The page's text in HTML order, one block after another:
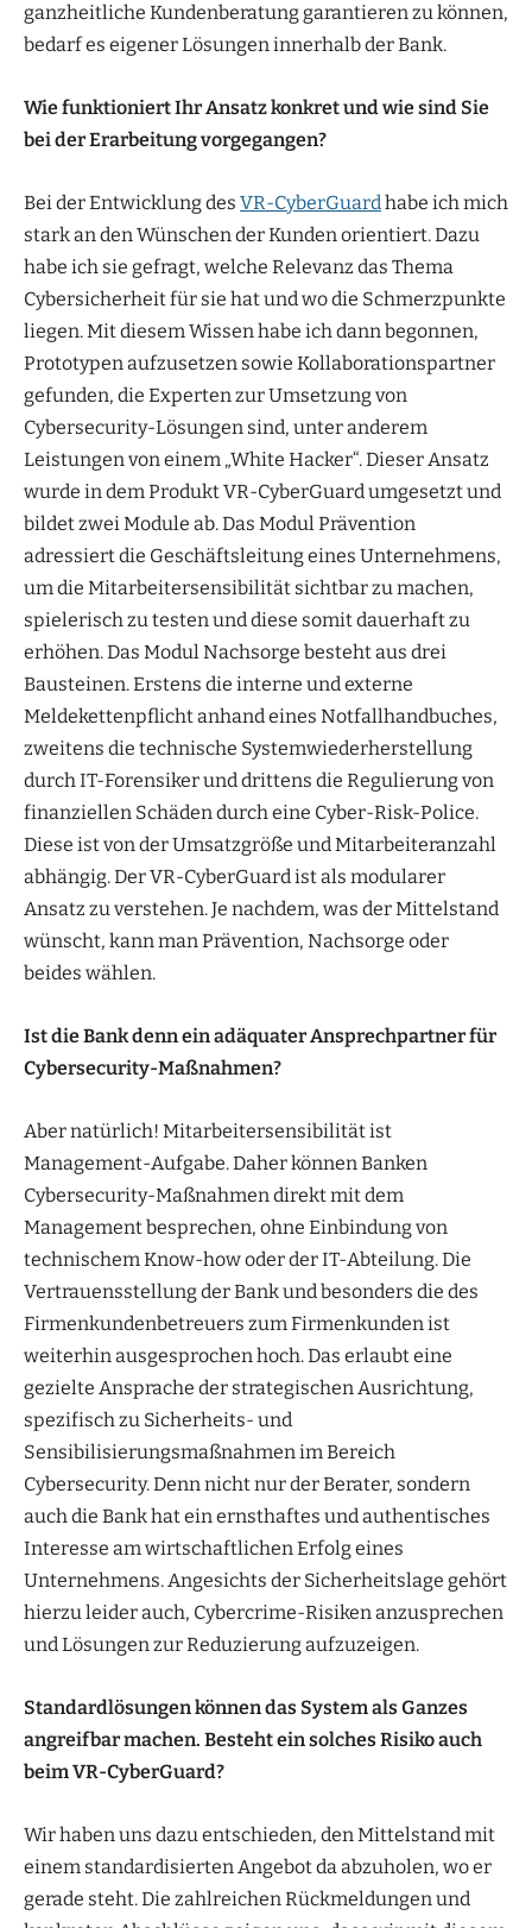
ganzheitliche Kundenberatung garantieren zu können,
bedarf es eigener Lösungen innerhalb der Bank.
Wie funktioniert Ihr Ansatz konkret und wie sind Sie
bei der Erarbeitung vorgegangen?
Bei der Entwicklung des VR-CyberGuardhabe ich mich
stark an den Wünschen der Kunden orientiert. Dazu
habe ich sie gefragt, welche Relevanz das Thema
Cybersicherheit für sie hat und wo die Schmerzpunkte
liegen. Mit diesem Wissen habe ich dann begonnen,
Prototypen aufzusetzen sowie Kollaborationspartner
gefunden, die Experten zur Umsetzung von
Cybersecurity-Lösungen sind, unter anderem
Leistungen von einem „White Hacker“. Dieser Ansatz
wurde in dem Produkt VR-CyberGuard umgesetzt und
bildet zwei Module ab. Das Modul Prävention
adressiert die Geschäftsleitung eines Unternehmens,
um die Mitarbeitersensibilität sichtbar zu machen,
spielerisch zu testen und diese somit dauerhaft zu
erhöhen. Das Modul Nachsorge besteht aus drei
Bausteinen. Erstens die interne und externe
Meldekettenpflicht anhand eines Notfallhandbuches,
zweitens die technische Systemwiederherstellung
durch IT-Forensiker und drittens die Regulierung von
finanziellen Schäden durch eine Cyber-Risk-Police.
Diese ist von der Umsatzgröße und Mitarbeiteranzahl
abhängig. Der VR-CyberGuard ist als modularer
Ansatz zu verstehen. Je nachdem, was der Mittelstand
wünscht, kann man Prävention, Nachsorge oder
beides wählen.
Ist die Bank denn ein adäquater Ansprechpartner für
Cybersecurity-Maßnahmen?
Aber natürlich! Mitarbeitersensibilität ist
Management-Aufgabe. Daher können Banken
Cybersecurity-­Maßnahmen direkt mit dem
Management besprechen, ohne Einbindung von
technischem Know-how oder der IT-Abteilung. Die
Vertrauensstellung der Bank und besonders die des
Firmenkundenbetreuers zum Firmenkunden ist
weiterhin ausgesprochen hoch. Das erlaubt eine
gezielte Ansprache der strategischen Ausrichtung,
spezifisch zu Sicherheits- und
Sensibilisierungsmaßnahmen im Bereich
Cybersecurity. Denn nicht nur der Berater, sondern
auch die Bank hat ein ernsthaftes und authentisches
Interesse am wirtschaftlichen Erfolg eines
Unternehmens. Angesichts der Sicherheitslage gehört
hierzu leider auch, Cybercrime-Risiken anzusprechen
und Lösungen zur Reduzierung aufzuzeigen.
Standardlösungen können das System als Ganzes
angreifbar machen. Besteht ein solches Risiko auch
beim VR-CyberGuard?
Wir haben uns dazu entschieden, den Mittelstand mit
einem standardisierten Angebot da abzuholen, wo er
gerade steht. Die zahlreichen Rückmeldungen und